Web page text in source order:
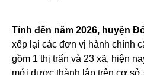
Tính đến năm 2026, huyện
xếp lại các đơn vị hành chính
gồm 1 thị trấn và 23 xã, hiện
mới được thành lập trên cơ sở